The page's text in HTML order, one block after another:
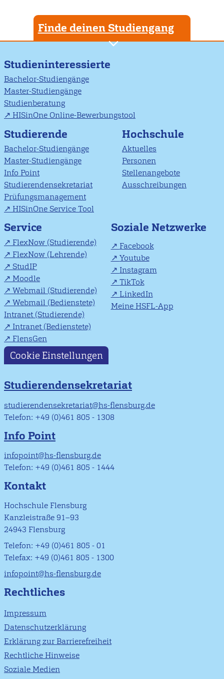
Finde deinen Studiengang
Studieninteressierte
Bachelor-Studiengänge
Master-Studiengänge
Studienberatung
HISinOne Online-Bewerbungstool
Studierende
Bachelor-Studiengänge
Master-Studiengänge
Info Point
Studierendensekretariat
Prüfungsmanagement
HISinOne Service Tool
Hochschule
Aktuelles
Personen
Stellenangebote
Ausschreibungen
Service
FlexNow (Studierende)
FlexNow (Lehrende)
StudIP
Moodle
Webmail (Studierende)
Webmail (Bedienstete)
Intranet (Studierende)
Intranet (Bedienstete)
FlensGen
Soziale Netzwerke
Facebook
Youtube
Instagram
TikTok
LinkedIn
Meine HSFL-App
Cookie Einstellungen
Studierendensekretariat
studierendensekretariat@hs-flensburg.de
Telefon: +49 (0)461 805 - 1308
Info Point
infopoint@hs-flensburg.de
Telefon: +49 (0)461 805 - 1444
Kontakt
Hochschule Flensburg
Kanzleistraße 91–93
24943 Flensburg
Telefon: +49 (0)461 805 - 01
Telefax: +49 (0)461 805 - 1300
infopoint@hs-flensburg.de
Rechtliches
Impressum
Datenschutzerklärung
Erklärung zur Barrierefreiheit
Rechtliche Hinweise
Soziale Medien